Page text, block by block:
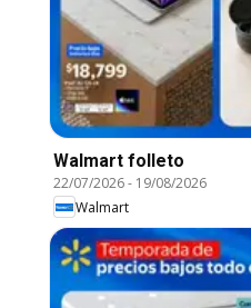
Walmart folleto
22/07/2026- 19/08/2026
Walmart